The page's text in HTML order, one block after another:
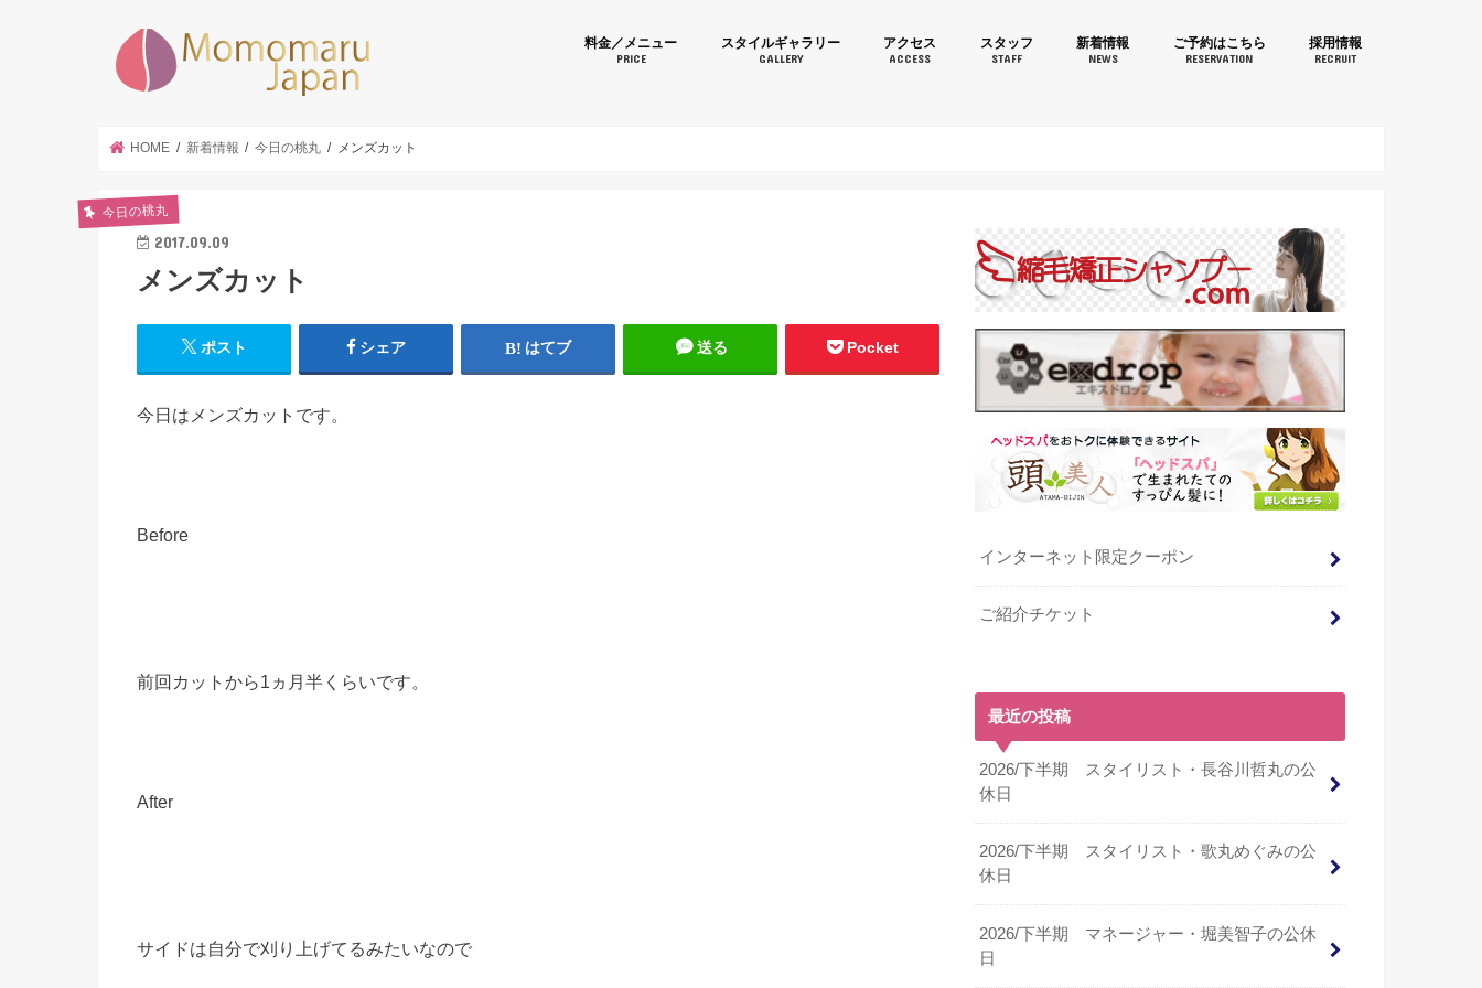
墨田区|育毛カラーなら美容室 MomomaruJapan(桃丸ジャパン)鐘ヶ
料金／メニュー
PRICE
スタイルギャラリー
GALLERY
アクセス
ACCESS
スタッフ
STAFF
新着情報
NEWS
ご予約はこちら
RESERVATION
採用情報
RECRUIT
HOME 新着情報 今日の桃丸 メンズカット
今日の桃丸
2017.09.09
メンズカット
ポスト シェア はてブ 送る Pocket
今日はメンズカットです。
Before
前回カットから1ヵ月半くらいです。
After
サイドは自分で刈り上げてるみたいなので
インターネット限定クーポン
ご紹介チケット
最近の投稿
2026/下半期 スタイリスト・長谷川哲丸の公
休日
2026/下半期 スタイリスト・歌丸めぐみの公
休日
2026/下半期 マネージャー・堀美智子の公休
日